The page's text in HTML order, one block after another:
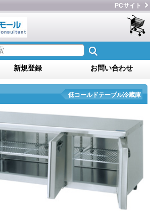
PCサイト
新規登録 お問い合わせ
低コールドテーブル冷蔵庫